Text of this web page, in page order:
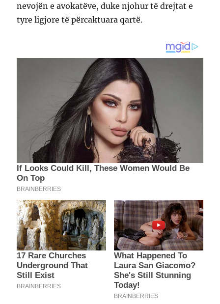
nevojën e avokatëve, duke njohur të drejtat e
tyre ligjore të përcaktuara qartë.